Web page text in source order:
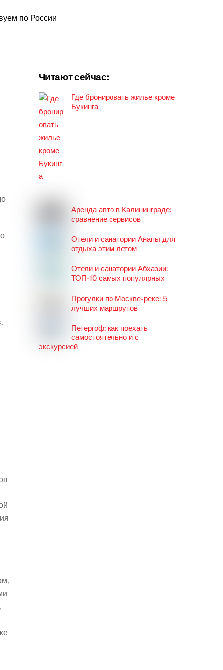
по России
Читают сейчас:
Где бронировать жилье кроме
Букинга
Аренда авто в Калининграде:
сравнение сервисов
Отели и санатории Анапы для
отдыха этим летом
Отели и санатории Абхазии:
ТОП-10 самых популярных
Прогулки по Москве-реке: 5
лучших маршрутов
Петергоф: как поехать
самостоятельно и с
экскурсией